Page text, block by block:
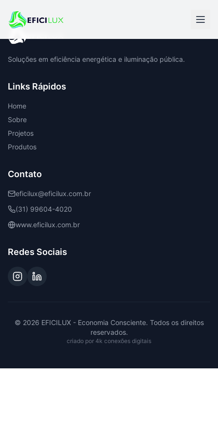
Soluções em eficiência energética e iluminação pública.
Links Rápidos
Home
Sobre
Projetos
Produtos
Contato
eficilux@eficilux.com.br
(31) 99604-4020
www.eficilux.com.br
Redes Sociais
© 2026 EFICILUX - Economia Consciente. Todos os direitos
reservados.
criado por 4k conexões digitais